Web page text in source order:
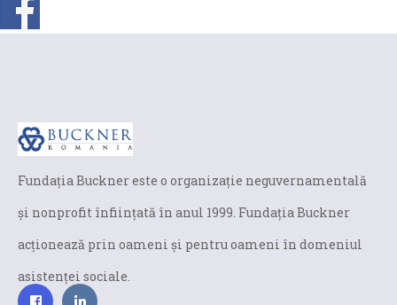
Fundaţia Buckner este o organizaţie neguvernamentală
și nonprofit înfiinţată în anul 1999. Fundaţia Buckner
acţionează prin oameni şi pentru oameni în domeniul
asistenței sociale.